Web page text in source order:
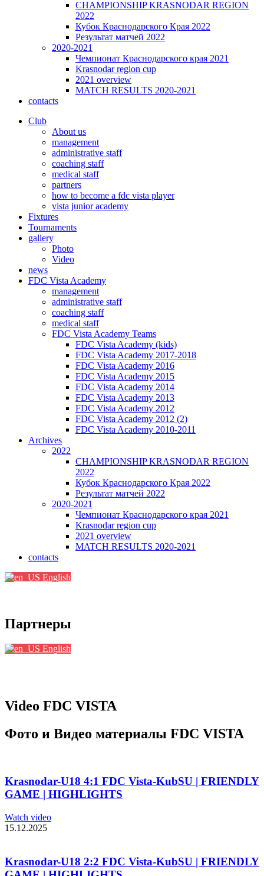
CHAMPIONSHIP KRASNODAR REGION
2022
Кубок Краснодарского Края 2022
Результат матчей 2022
2020-2021
Чемпионат Краснодарского края 2021
Krasnodar region cup
2021 overview
MATCH RESULTS 2020-2021
contacts
Club
About us
management
administrative staff
coaching staff
medical staff
partners
how to become a fdc vista player
vista junior academy
Fixtures
Tournaments
gallery
Photo
Video
news
FDC Vista Academy
management
administrative staff
coaching staff
medical staff
FDC Vista Academy Teams
FDC Vista Academy (kids)
FDC Vista Academy 2017-2018
FDC Vista Academy 2016
FDC Vista Academy 2015
FDC Vista Academy 2014
FDC Vista Academy 2013
FDC Vista Academy 2012
FDC Vista Academy 2012 (2)
FDC Vista Academy 2010-2011
Archives
2022
CHAMPIONSHIP KRASNODAR REGION
2022
Кубок Краснодарского Края 2022
Результат матчей 2022
2020-2021
Чемпионат Краснодарского края 2021
Krasnodar region cup
2021 overview
MATCH RESULTS 2020-2021
contacts
English
Партнеры
English
Video FDC VISTA
Фото и Видео материалы FDC VISTA
Krasnodar-U18 4:1 FDC Vista-KubSU | FRIENDLY
GAME | HIGHLIGHTS
Watch video
15.12.2025
Krasnodar-U18 2:2 FDC Vista-KubSU | FRIENDLY